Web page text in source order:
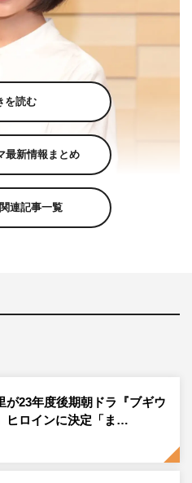
、藤間爽子、なだぎ武、岡
、楠見薫、妹尾和夫、橋本
後藤淳平、升毅の出演が決
を読む
最新情報まとめ
連記事一覧
が23年度後期朝ドラ『ブギウ
ヒロインに決定「ま…